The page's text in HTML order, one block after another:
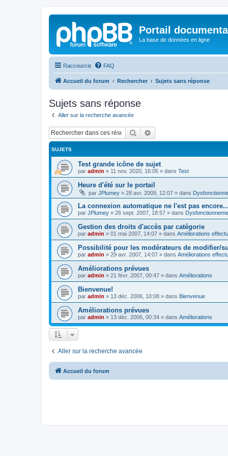
Portail
La base de données en ligne
Raccourcis FAQ
Accueil du forum Rechercher Sujets sans réponse
Sujets sans réponse
Aller sur la recherche avancée
Rechercher
SUJETS
Test grande icône de sujet
par admin » 11 nov. 2020, 16:05 » dans Test
Heure d'été sur le portail
par JPlumey » 28 avr. 2009, 12:07 » dans
La connexion automatique ne l'est pas encore...
par JPlumey » 26 sept. 2007, 18:57 » dans
Gestion des droits d'accès par catégorie
par admin » 01 mai 2007, 14:07 » dans Améliorations
Possibilité pour les modérateurs de modifier/
par admin » 29 avr. 2007, 14:07 » dans Améliorations
Améliorations prévues
par admin » 21 févr. 2007, 00:47 » dans Améliorations
Bienvenue!
par admin » 13 déc. 2006, 10:08 » dans Bienvenue
Améliorations prévues
par admin » 13 déc. 2006, 00:34 » dans Améliorations
Aller sur la recherche avancée
Accueil du forum